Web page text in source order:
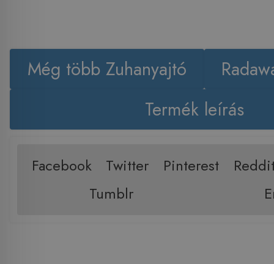
Még több Zuhanyajtó
Termék leírás
Facebook Twitter Pinterest
Tumblr